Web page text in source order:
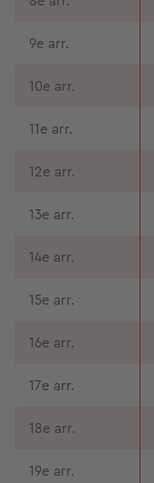
9e arr.
10e arr.
11e arr.
12e arr.
13e arr.
14e arr.
15e arr.
16e arr.
17e arr.
18e arr.
19e arr.